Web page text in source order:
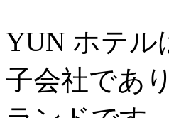
YUN ホテル
子会社であ